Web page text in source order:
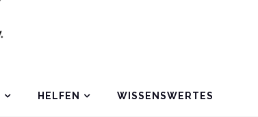
HELFEN WISSENSWERTES